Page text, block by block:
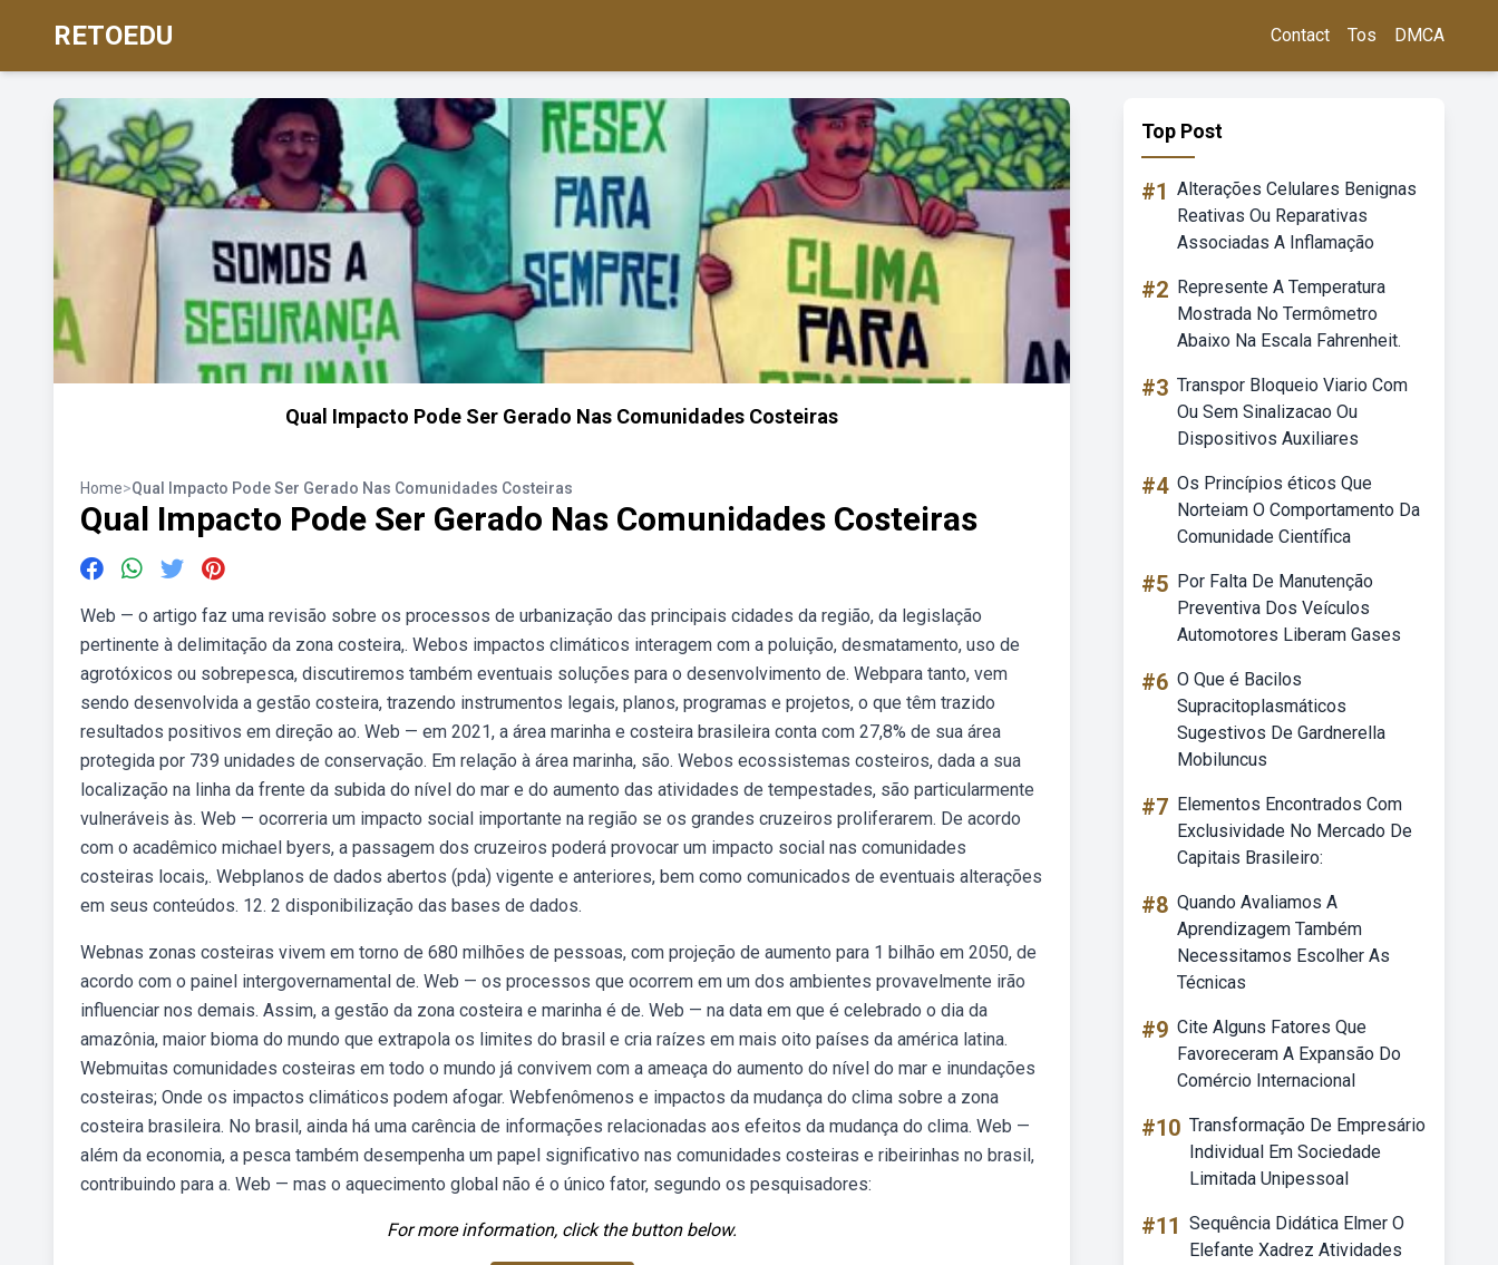
RETOEDU Contact Tos DMCA
Qual Impacto Pode Ser Gerado Nas Comunidades Costeiras
Home>Qual Impacto Pode Ser Gerado Nas Comunidades Costeiras
Qual Impacto Pode Ser Gerado Nas Comunidades Costeiras
Web — o artigo faz uma revisão sobre os processos de urbanização das principais cidades da região, da legislação
pertinente à delimitação da zona costeira,. Webos impactos climáticos interagem com a poluição, desmatamento, uso de
agrotóxicos ou sobrepesca, discutiremos também eventuais soluções para o desenvolvimento de. Webpara tanto, vem
sendo desenvolvida a gestão costeira, trazendo instrumentos legais, planos, programas e projetos, o que têm trazido
resultados positivos em direção ao. Web — em 2021, a área marinha e costeira brasileira conta com 27,8% de sua área
protegida por 739 unidades de conservação. Em relação à área marinha, são. Webos ecossistemas costeiros, dada a sua
localização na linha da frente da subida do nível do mar e do aumento das atividades de tempestades, são particularmente
vulneráveis às. Web — ocorreria um impacto social importante na região se os grandes cruzeiros proliferarem. De acordo
com o acadêmico michael byers, a passagem dos cruzeiros poderá provocar um impacto social nas comunidades
costeiras locais,. Webplanos de dados abertos (pda) vigente e anteriores, bem como comunicados de eventuais alterações
em seus conteúdos. 12. 2 disponibilização das bases de dados.
Webnas zonas costeiras vivem em torno de 680 milhões de pessoas, com projeção de aumento para 1 bilhão em 2050, de
acordo com o painel intergovernamental de. Web — os processos que ocorrem em um dos ambientes provavelmente irão
influenciar nos demais. Assim, a gestão da zona costeira e marinha é de. Web — na data em que é celebrado o dia da
amazônia, maior bioma do mundo que extrapola os limites do brasil e cria raízes em mais oito países da américa latina.
Webmuitas comunidades costeiras em todo o mundo já convivem com a ameaça do aumento do nível do mar e inundações
costeiras; Onde os impactos climáticos podem afogar. Webfenômenos e impactos da mudança do clima sobre a zona
costeira brasileira. No brasil, ainda há uma carência de informações relacionadas aos efeitos da mudança do clima. Web —
além da economia, a pesca também desempenha um papel significativo nas comunidades costeiras e ribeirinhas no brasil,
contribuindo para a. Web — mas o aquecimento global não é o único fator, segundo os pesquisadores:
For more information, click the button below.
Top Post
#1 Alterações Celulares Benignas
Reativas Ou Reparativas
Associadas A Inflamação
#2 Represente A Temperatura
Mostrada No Termômetro
Abaixo Na Escala Fahrenheit.
#3 Transpor Bloqueio Viario Com
Ou Sem Sinalizacao Ou
Dispositivos Auxiliares
#4 Os Princípios éticos Que
Norteiam O Comportamento Da
Comunidade Científica
#5 Por Falta De Manutenção
Preventiva Dos Veículos
Automotores Liberam Gases
#6 O Que é Bacilos
Supracitoplasmáticos
Sugestivos De Gardnerella
Mobiluncus
#7 Elementos Encontrados Com
Exclusividade No Mercado De
Capitais Brasileiro:
#8 Quando Avaliamos A
Aprendizagem Também
Necessitamos Escolher As
Técnicas
#9 Cite Alguns Fatores Que
Favoreceram A Expansão Do
Comércio Internacional
#10 Transformação De Empresário
Individual Em Sociedade
Limitada Unipessoal
#11 Sequência Didática Elmer O
Elefante Xadrez Atividades